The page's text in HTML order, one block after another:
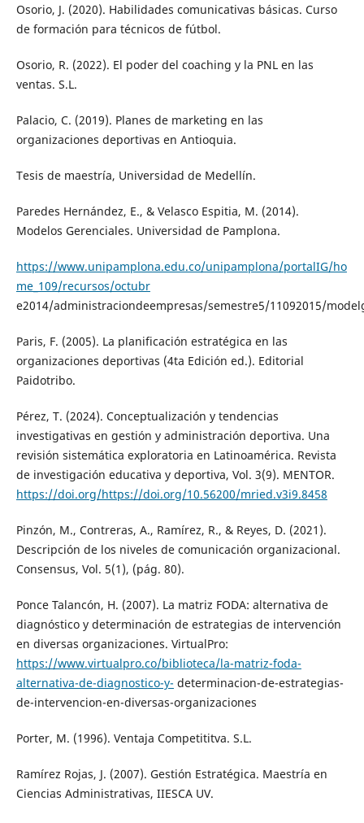
Osorio, J. (2020). Habilidades comunicativas básicas. Curso
de formación para técnicos de fútbol.
Osorio, R. (2022). El poder del coaching y la PNL en las
ventas. S.L.
Palacio, C. (2019). Planes de marketing en las
organizaciones deportivas en Antioquia.
Tesis de maestría, Universidad de Medellín.
Paredes Hernández, E., & Velasco Espitia, M. (2014).
Modelos Gerenciales. Universidad de Pamplona.
https://www.unipamplona.edu.co/unipamplona/portalIG/ho
me_109/recursos/octubr
e2014/administraciondeempresas/semestre5/11092015/
Paris, F. (2005). La planificación estratégica en las
organizaciones deportivas (4ta Edición ed.). Editorial
Paidotribo.
Pérez, T. (2024). Conceptualización y tendencias
investigativas en gestión y administración deportiva. Una
revisión sistemática exploratoria en Latinoamérica. Revista
de investigación educativa y deportiva, Vol. 3(9). MENTOR.
https://doi.org/https://doi.org/10.56200/mried.v3i9.8458
Pinzón, M., Contreras, A., Ramírez, R., & Reyes, D. (2021).
Descripción de los niveles de comunicación organizacional.
Consensus, Vol. 5(1), (pág. 80).
Ponce Talancón, H. (2007). La matriz FODA: alternativa de
diagnóstico y determinación de estrategias de intervención
en diversas organizaciones. VirtualPro:
https://www.virtualpro.co/biblioteca/la-matriz-foda-
alternativa-de-diagnostico-y- determinacion-de-estrategias-
de-intervencion-en-diversas-organizaciones
Porter, M. (1996). Ventaja Competititva. S.L.
Ramírez Rojas, J. (2007). Gestión Estratégica. Maestría en
Ciencias Administrativas, IIESCA UV.